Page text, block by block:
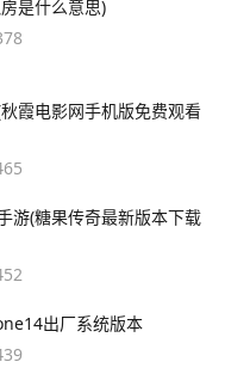
是什么意思)
霞电影网手机版免费观看
游(糖果传奇最新版本下载
出厂系统版本